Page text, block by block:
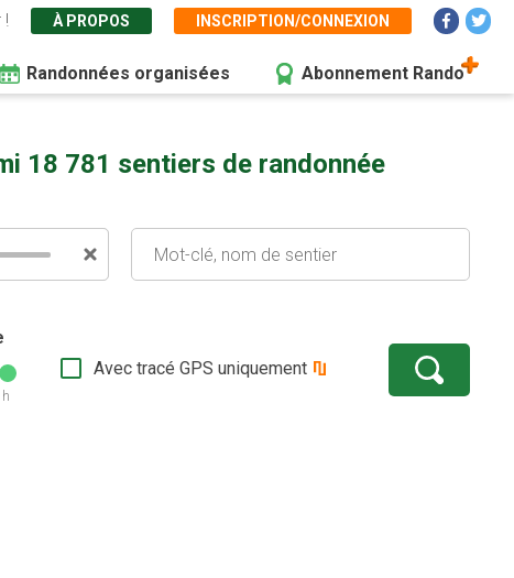
! À PROPOS INSCRIPTION/CONNEXION
Randonnées organisées Abonnement Rando
18 781 sentiers de randonnée
Avec tracé GPS uniquement